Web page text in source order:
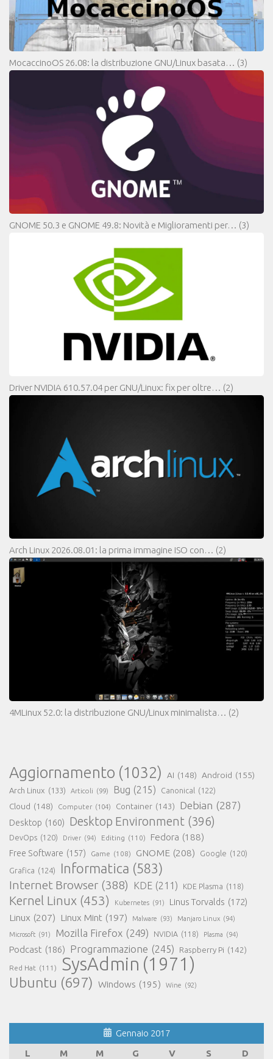
MocaccinoOS 26.08: la distribuzione GNU/Linux basata… (3)
GNOME 50.3 e GNOME 49.8: Novità e Miglioramenti per… (3)
Driver NVIDIA 610.57.04 per GNU/Linux: fix per oltre… (2)
Arch Linux 2026.08.01: la prima immagine ISO con… (2)
4MLinux 52.0: la distribuzione GNU/Linux minimalista… (2)
Aggiornamento (1032) AI (148) Android (155)
Arch Linux (133) Articoli (99) Bug (215) Canonical (122)
Cloud (148) Computer (104) Container (143) Debian (287)
Desktop (160) Desktop Environment (396)
DevOps (120) Driver (94) Editing (110) Fedora (188)
Free Software (157) Game (108) GNOME (208) Google (120)
Grafica (124) Informatica (583)
Internet Browser (388) KDE (211) KDE Plasma (118)
Kernel Linux (453) Kubernetes (91) Linus Torvalds (172)
Linux (207) Linux Mint (197) Malware (93) Manjaro Linux (94)
Microsoft (91) Mozilla Firefox (249) NVIDIA (118) Plasma (94)
Podcast (186) Programmazione (245) Raspberry Pi (142)
Red Hat (111) SysAdmin (1971)
Ubuntu (697) Windows (195) Wine (92)
Gennaio 2017
L
M M G V S D